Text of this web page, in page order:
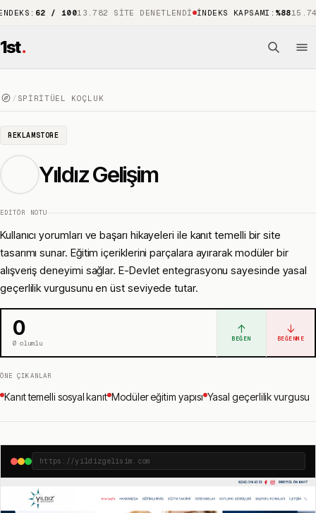
:62 / 100 13.782 SITE DENETLENDI İNDEKS KAPSAMI:%8815.743
1st.
/ SPIRITÜEL KOÇLUK
REKLAMSTORE
Yıldız Gelişim
EDITÖR NOTU
Kullanıcı yorumları ve başarı hikayeleri ile kanıt temelli bir site
tasarımı sunar. Eğitim içeriklerini parçalara ayırarak modüler bir
alışveriş deneyimi sağlar. E-Devlet entegrasyonu sayesinde yasal
geçerlilik vurgusunu en üst seviyede tutar.
0
0olumlu
↑
BEĞEN
↓
BEĞENME
ÖNE ÇIKANLAR
Kanıt temelli sosyal kanıt Modüler eğitim yapısı Yasal geçerlilik vurgusu
https://yildizgelisim.com